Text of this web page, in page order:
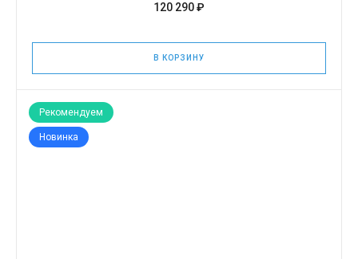
120 290 ₽
В КОРЗИНУ
Рекомендуем
Новинка